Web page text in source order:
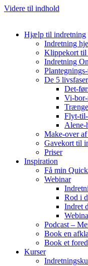
Videre til indhold
Hjælp til indretning
Indretning
Klippekort
Indretning
De 5 livsfaser
Det-
Vi-
Flyt-
Alene-
Make-over
Gavekort til
Priser
Inspiration
Få min
Webinar
Rod i
Indret
Podcast –
Book en
Book et
Kurser